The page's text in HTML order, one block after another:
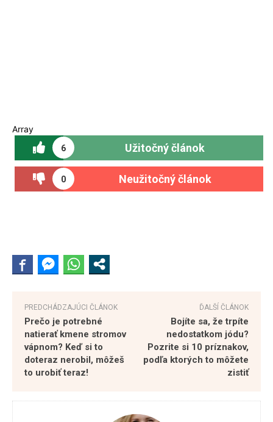
Array
6 Užitočný článok
0 Neužitočný článok
PREDCHÁDZAJÚCI ČLÁNOK
Prečo je potrebné
natierať kmene stromov
vápnom? Keď si to
doteraz nerobil, môžeš
to urobiť teraz!
ĎALŠÍ ČLÁNOK
Bojíte sa, že trpíte
nedostatkom jódu?
Pozrite si 10 príznakov,
podľa ktorých to môžete
zistiť